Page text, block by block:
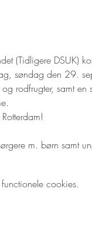
(Tidligere DSUK)
søndag den 29.
rodfrugter, samt en
m. børn samt
cookies.